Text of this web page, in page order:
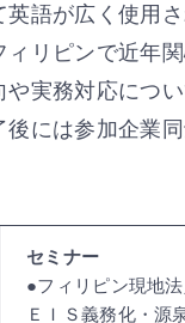
英語が広く使用
リピンで近年
実務対応につ
後には参加企業
セミナー
●フィリピン現地
ＥＩＳ義務化・源